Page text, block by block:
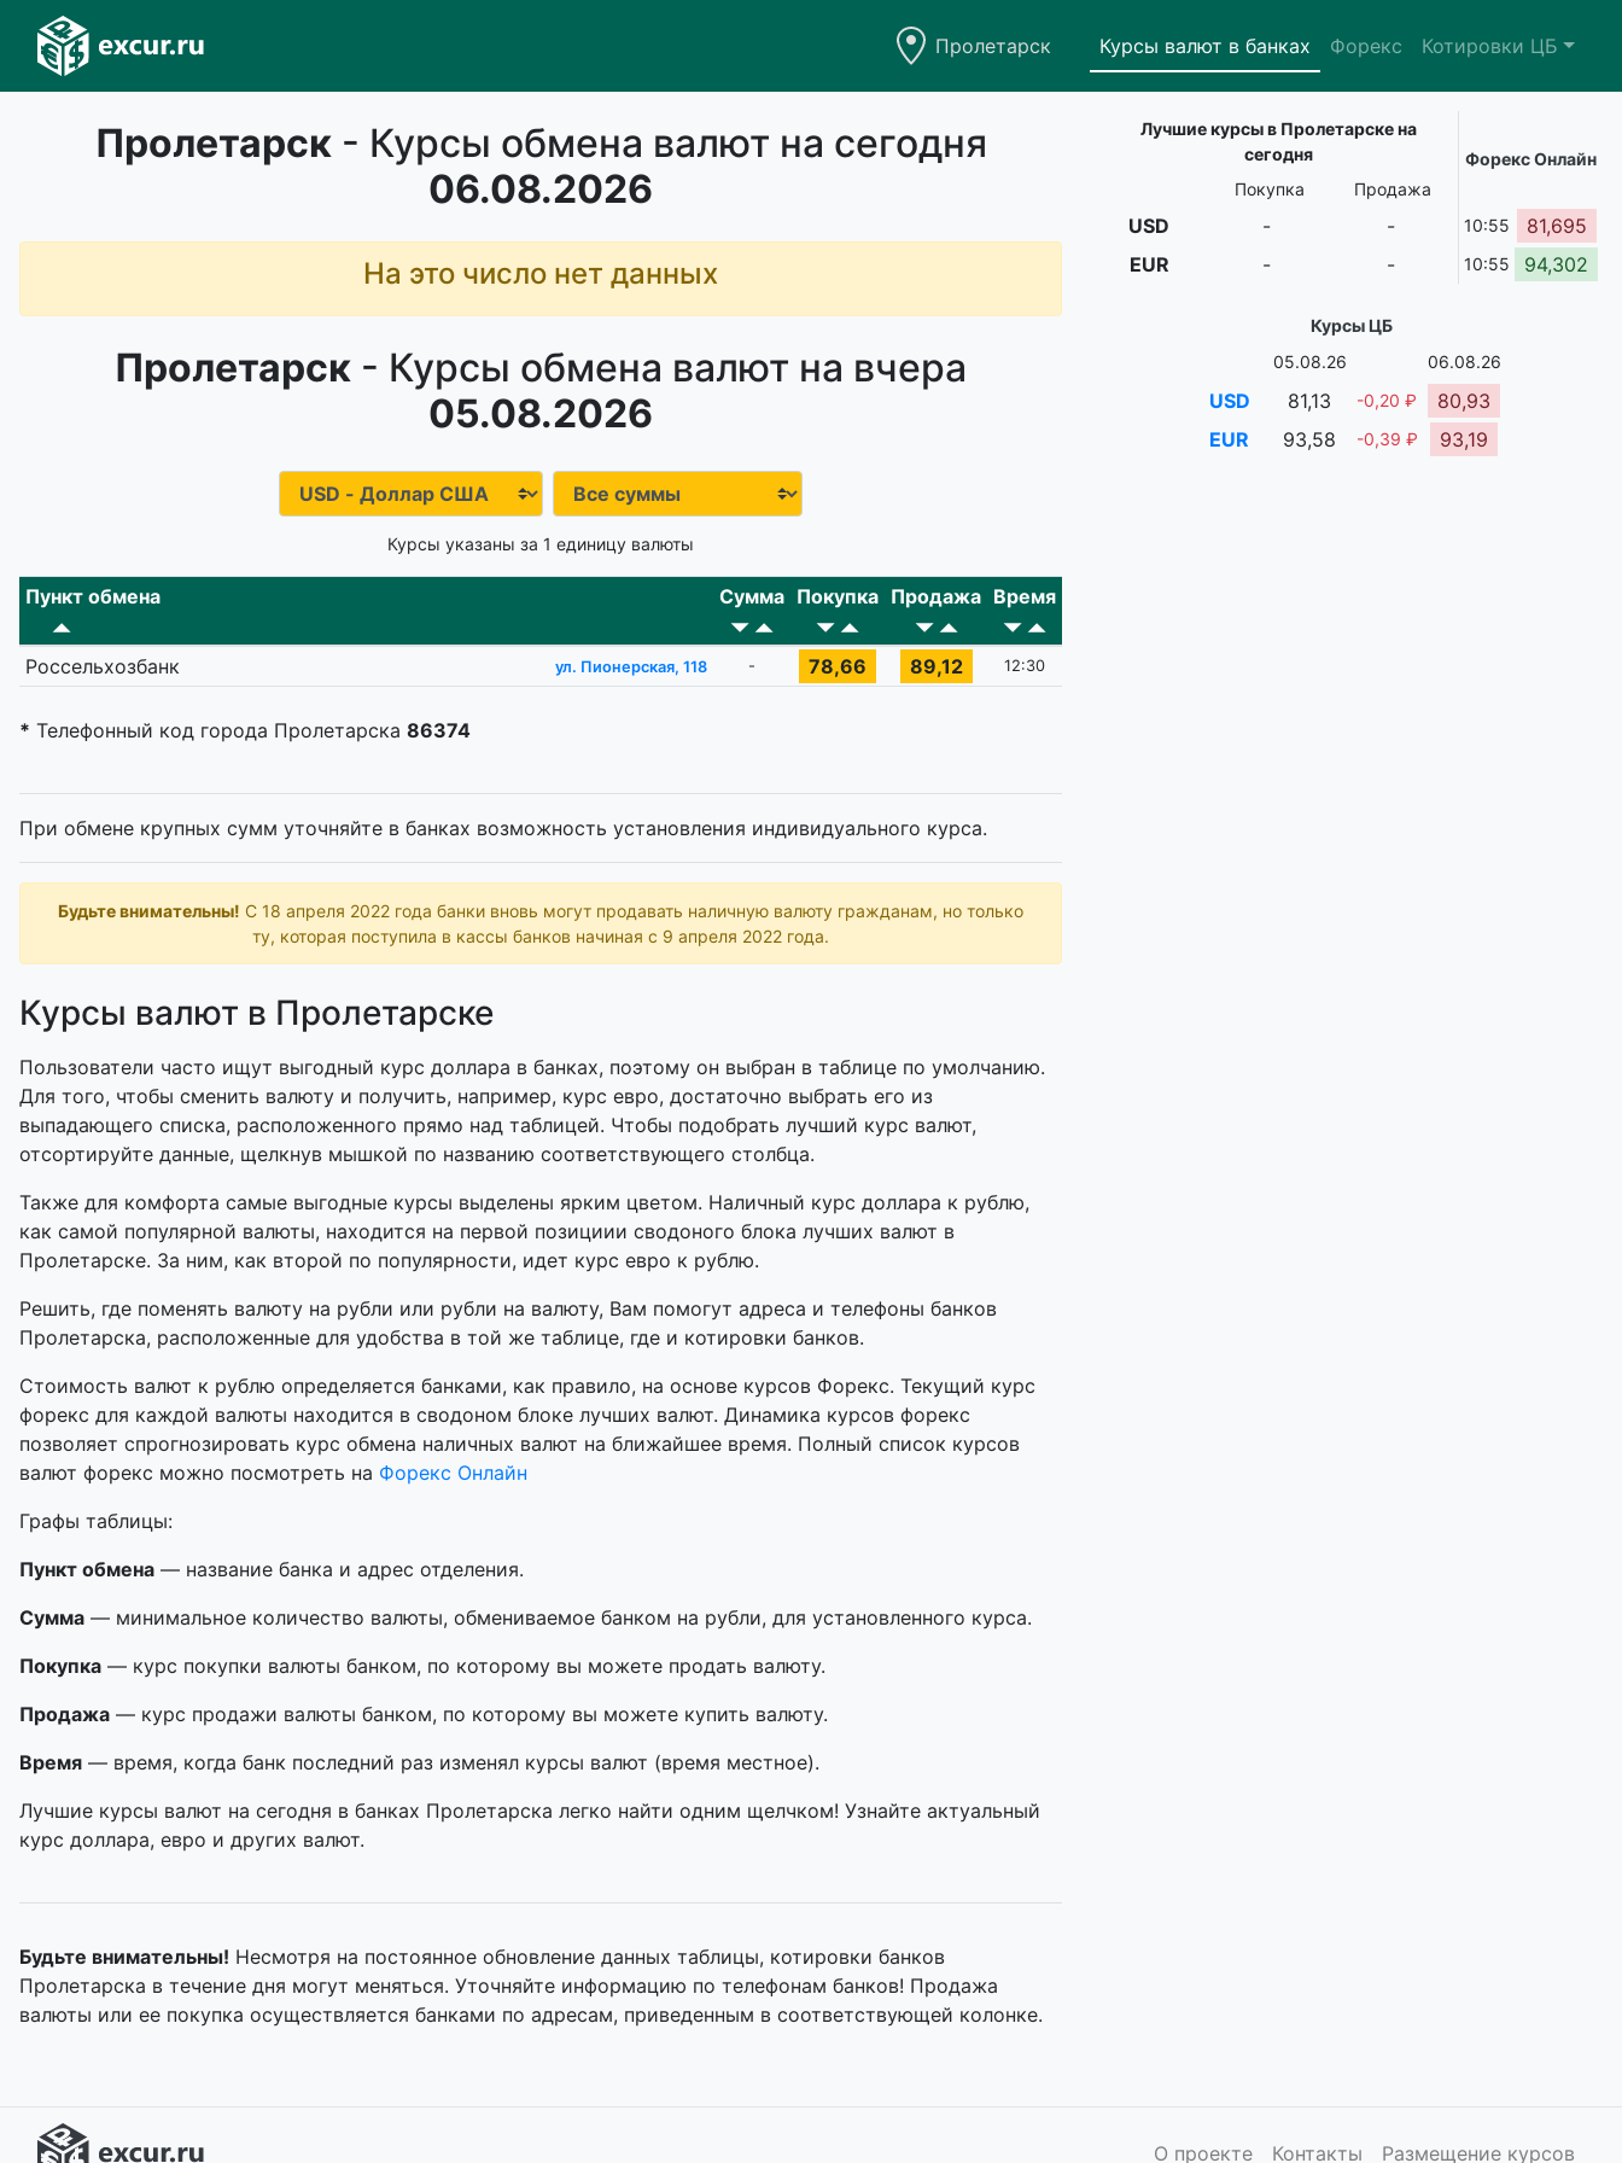
Пролетарск Курсы валют в банках Форекс Котировки ЦБ
Пролетарск- Курсы обмена валют на сегодня
06.08.2026
На это число нет данных
Пролетарск - Курсы обмена валют на вчера
05.08.2026
Курсы указаны за 1 единицу валюты
Пункт обмена Сумма Покупка Продажа Время
Россельхозбанк ул. Пионерская, 118 - 78,66 89,12 12:30
* Телефонный код города Пролетарска 86374
При обмене крупных сумм уточняйте в банках возможность установления индивидуального курса.
Будьте внимательны! С 18 апреля 2022 года банки вновь могут продавать наличную валюту гражданам, но только
ту, которая поступила в кассы банков начиная с 9 апреля 2022 года.
Курсы валют в Пролетарске
Пользователи часто ищут выгодный курс доллара в банках, поэтому он выбран в таблице по умолчанию.
Для того, чтобы сменить валюту и получить, например, курс евро, достаточно выбрать его из
выпадающего списка, расположенного прямо над таблицей. Чтобы подобрать лучший курс валют,
отсортируйте данные, щелкнув мышкой по названию соответствующего столбца.
Также для комфорта самые выгодные курсы выделены ярким цветом. Наличный курс доллара к рублю,
как самой популярной валюты, находится на первой позициии сводоного блока лучших валют в
Пролетарске. За ним, как второй по популярности, идет курс евро к рублю.
Решить, где поменять валюту на рубли или рубли на валюту, Вам помогут адреса и телефоны банков
Пролетарска, расположенные для удобства в той же таблице, где и котировки банков.
Стоимость валют к рублю определяется банками, как правило, на основе курсов Форекс. Текущий курс
форекс для каждой валюты находится в сводоном блоке лучших валют. Динамика курсов форекс
позволяет спрогнозировать курс обмена наличных валют на ближайшее время. Полный список курсов
валют форекс можно посмотреть на Форекс Онлайн
Графы таблицы:
Пункт обмена — название банка и адрес отделения.
Сумма — минимальное количество валюты, обмениваемое банком на рубли, для установленного курса.
Покупка — курс покупки валюты банком, по которому вы можете продать валюту.
Продажа — курс продажи валюты банком, по которому вы можете купить валюту.
Время — время, когда банк последний раз изменял курсы валют (время местное).
Лучшие курсы валют на сегодня в банках Пролетарска легко найти одним щелчком! Узнайте актуальный
курс доллара, евро и других валют.
Будьте внимательны! Несмотря на постоянное обновление данных таблицы, котировки банков
Пролетарска в течение дня могут меняться. Уточняйте информацию по телефонам банков! Продажа
валюты или ее покупка осуществляется банками по адресам, приведенным в соответствующей колонке.
Лучшие курсы в Пролетарске на
сегодня
Форекс Онлайн
Покупка
Продажа
USD - - 10:55
81,695
EUR
- - 10:55 94,302
Курсы ЦБ
05.08.26
06.08.26
USD 81,13 -0,20 ₽
80,93
EUR
93,58 -0,39 ₽ 93,19
О проекте Контакты Размещение курсов